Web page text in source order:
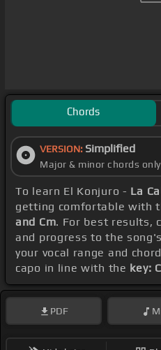
Chords
VERSION: Simplified
Major & minor chords only
To learn El Konjuro - La
getting comfortable with
and Cm. For best results,
and progress to the song's
your vocal range and
capo in line with the key:
PDF